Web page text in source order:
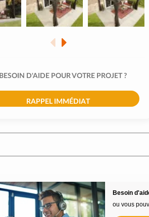
BESOIN D'AIDE POUR VOTRE PROJET ?
RAPPEL IMMÉDIAT
Besoin
ou vous